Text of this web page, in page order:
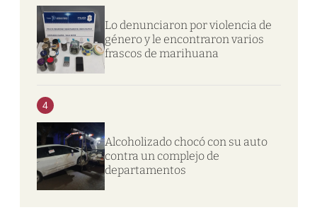
Lo denunciaron por violencia de
género y le encontraron varios
frascos de marihuana
4
Alcoholizado chocó con su auto
contra un complejo de
departamentos